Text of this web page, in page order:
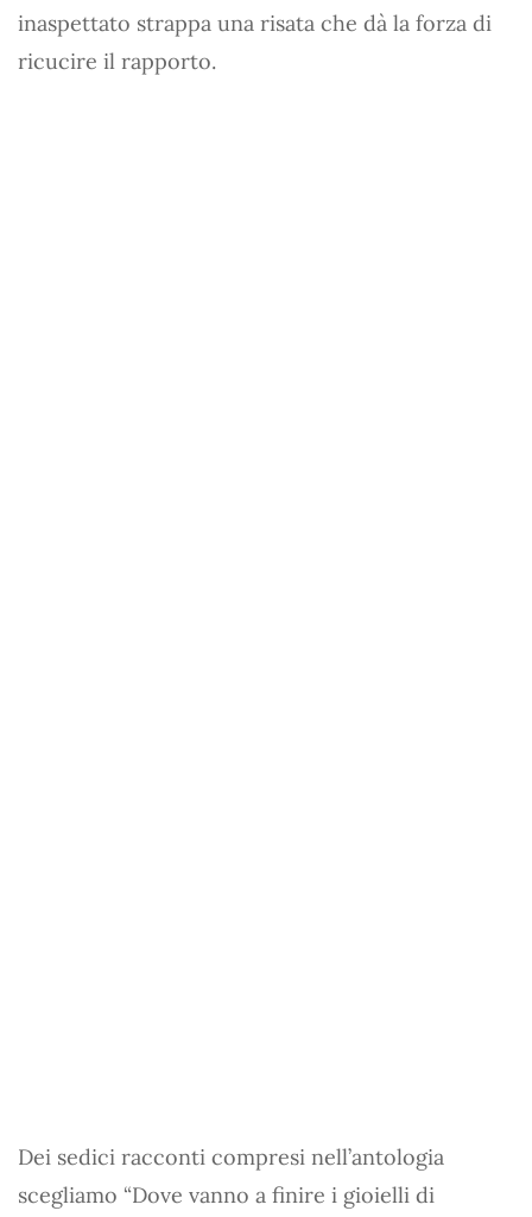
inaspettato strappa una risata che dà la forza di
ricucire il rapporto.
Dei sedici racconti compresi nell’antologia
scegliamo “Dove vanno a finire i gioielli di